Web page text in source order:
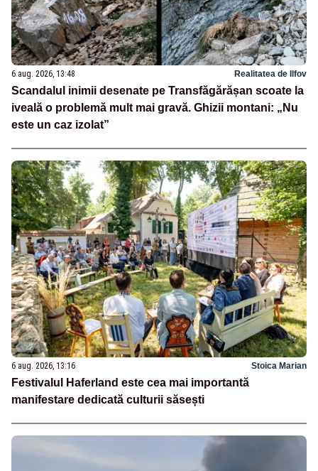
6 aug. 2026, 13:48 Realitatea de Ilfov
Scandalul inimii desenate pe Transfăgărășan scoate la
iveală o problemă mult mai gravă. Ghizii montani: „Nu
este un caz izolat”
6 aug. 2026, 13:16 Stoica Marian
Festivalul Haferland este cea mai importantă
manifestare dedicată culturii săsești